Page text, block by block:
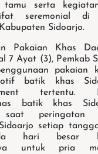
tamu serta
seremonial di
Sidoarjo.
Pakaian Khas
7 Ayat (3), Pemkab
pakaian
batik khas
tertentu.
batik khas
saat
setiap
hari besar
untuk pria